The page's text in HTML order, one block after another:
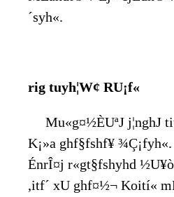
´syh«.
rig tuyh¦W¢ RU¡f«
Mu«g¤½ÈUªJ j¦nghJ
K¡»a ghf§fshf¥
ÉnrÎ¤j r«gt§fshyhd
,itf´ xU ghf¤½¬ Koití«